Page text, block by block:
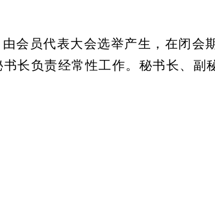
会员代表大会选举产生，在闭会
长负责经常性工作。秘书长、副